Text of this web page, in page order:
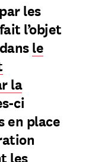
les
l’objet
le
la
ci
en place
les